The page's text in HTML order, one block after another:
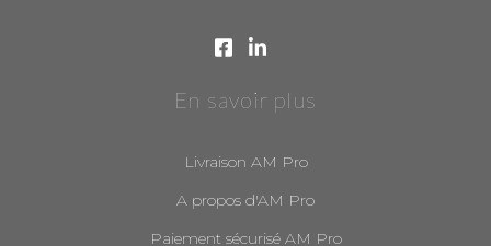
En savoir plus
Livraison AM Pro
A propos d'AM Pro
Paiement sécurisé AM Pro